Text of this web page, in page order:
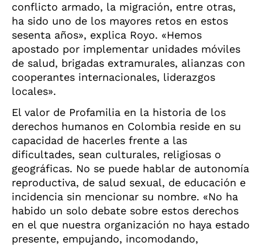
conflicto armado, la migración, entre otras,
ha sido uno de los mayores retos en estos
sesenta años», explica Royo. «Hemos
apostado por implementar unidades móviles
de salud, brigadas extramurales, alianzas con
cooperantes internacionales, liderazgos
locales».
El valor de Profamilia en la historia de los
derechos humanos en Colombia reside en su
capacidad de hacerles frente a las
dificultades, sean culturales, religiosas o
geográficas. No se puede hablar de autonomía
reproductiva, de salud sexual, de educación e
incidencia sin mencionar su nombre. «No ha
habido un solo debate sobre estos derechos
en el que nuestra organización no haya estado
presente, empujando, incomodando,